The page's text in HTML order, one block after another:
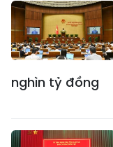
nghìn tỷ đồng